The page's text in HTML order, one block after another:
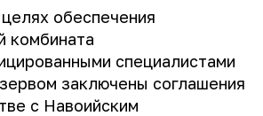
обеспечения
комбината
специалистами
заключены соглашения
с Навоийским